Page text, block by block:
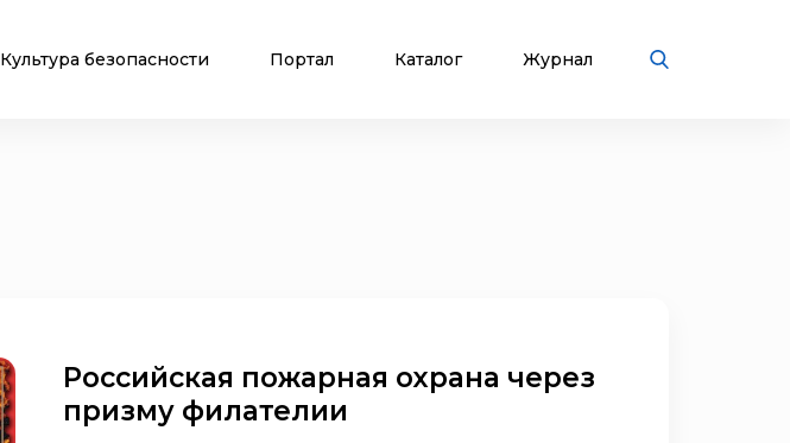
Культура безопасности Портал Каталог Журнал
Российская пожарная охрана через
призму филателии